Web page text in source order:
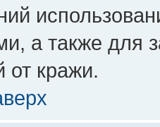
а также для
от кражи.